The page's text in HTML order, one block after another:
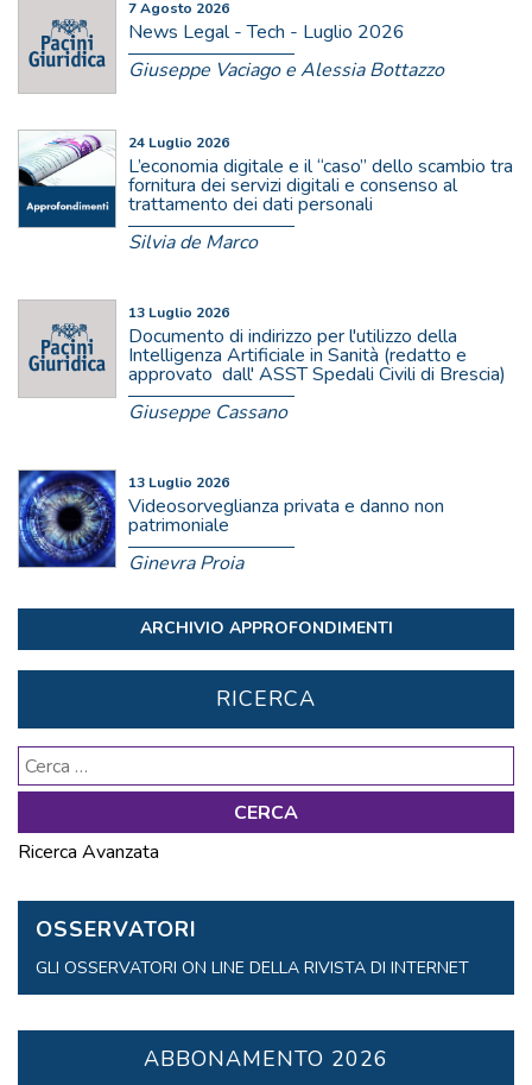
7 Agosto 2026
News Legal - Tech - Luglio 2026
Giuseppe Vaciago e Alessia Bottazzo
24 Luglio 2026
L’economia digitale e il “caso” dello scambio tra
fornitura dei servizi digitali e consenso al
trattamento dei dati personali
Silvia de Marco
13 Luglio 2026
Documento di indirizzo per l'utilizzo della
Intelligenza Artificiale in Sanità (redatto e
approvato dall' ASST Spedali Civili di Brescia)
Giuseppe Cassano
13 Luglio 2026
Videosorveglianza privata e danno non
patrimoniale
Ginevra Proia
ARCHIVIO APPROFONDIMENTI
RICERCA
Ricerca
per:
Ricerca Avanzata
OSSERVATORI
GLI OSSERVATORI ON LINE DELLA RIVISTA DI INTERNET
ABBONAMENTO 2026